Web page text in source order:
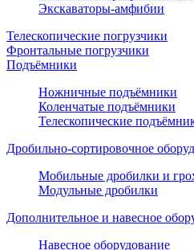
Экскаваторы-амфибии
Телескопические погрузчики
Фронтальные погрузчики
Подъёмники
Ножничные подъёмники
Коленчатые подъёмники
Телескопические
Дробильно-сортировочное
Мобильные дробилки и
Модульные дробилки
Дополнительное и навесное
Навесное оборудование